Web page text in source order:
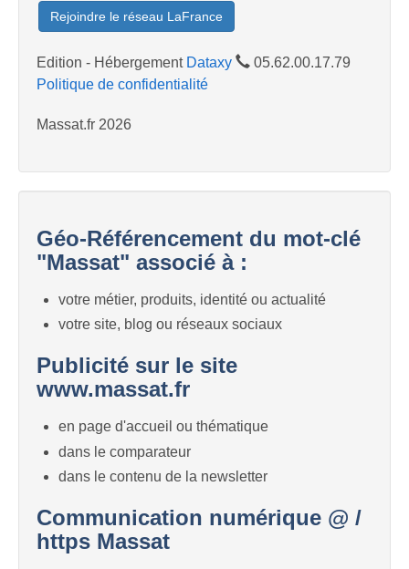
Rejoindre le réseau LaFrance
Edition - Hébergement Dataxy
05.62.00.17.79
Politique de confidentialité
Massat.fr 2026
Géo-Référencement du mot-clé
"Massat" associé à :
votre métier, produits, identité ou actualité
votre site, blog ou réseaux sociaux
Publicité sur le site
www.massat.fr
en page d'accueil ou thématique
dans le comparateur
dans le contenu de la newsletter
Communication numérique @ /
https Massat